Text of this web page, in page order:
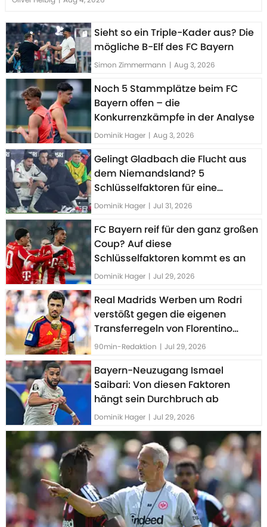
Sieht so ein Triple-Kader aus? Die
mögliche B-Elf des FC Bayern
Simon Zimmermann | Aug 3, 2026
Noch 5 Stammplätze beim FC
Bayern offen – die
Konkurrenzkämpfe in der Analyse
Dominik Hager | Aug 3, 2026
Gelingt Gladbach die Flucht aus
dem Niemandsland? 5
Schlüsselfaktoren für eine
erfolgreiche Saison
Dominik Hager | Jul 31, 2026
FC Bayern reif für den ganz großen
Coup? Auf diese
Schlüsselfaktoren kommt es an
Dominik Hager | Jul 29, 2026
Real Madrids Werben um Rodri
verstößt gegen die eigenen
Transferregeln von Florentino
Perez
90min-Redaktion | Jul 29, 2026
Bayern-Neuzugang Ismael
Saibari: Von diesen Faktoren
hängt sein Durchbruch ab
Dominik Hager | Jul 29, 2026